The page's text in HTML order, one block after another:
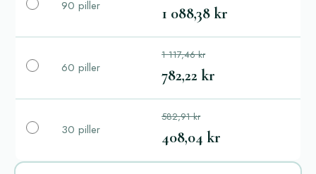
90 piller 1 088,38 kr
60 piller
1 117,46 kr
782,22 kr
30 piller
582,91 kr
408,04 kr